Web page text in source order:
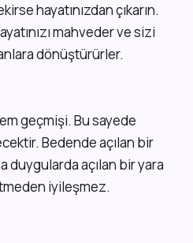
hayatınızdan çıkarın.
mahveder ve sizi
dönüştürürler.
geçmişi. Bu sayede
Bedende açılan bir
duygularda açılan bir yara
iyileşmez.